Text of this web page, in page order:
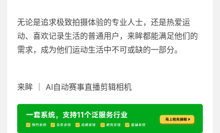
无论是追求极致拍摄体验的专业人士，还是热爱运
动、喜欢记录生活的普通用户，来眸都能满足他们的
需求，成为他们运动生活中不可或缺的一部分。
来眸 ｜ AI自动赛事直播剪辑相机